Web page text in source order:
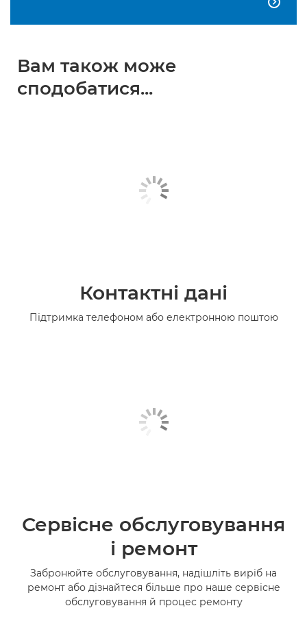

Вам також може
сподобатися...
Контактні дані
Підтримка телефоном або електронною поштою
Сервісне обслуговування
і ремонт
Забронюйте обслуговування, надішліть виріб на
ремонт або дізнайтеся більше про наше сервісне
обслуговування й процес ремонту